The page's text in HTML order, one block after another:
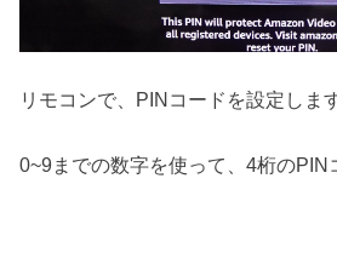
リモコンで、PINコードを設定しま
0~9までの数字を使って、4桁のPIN